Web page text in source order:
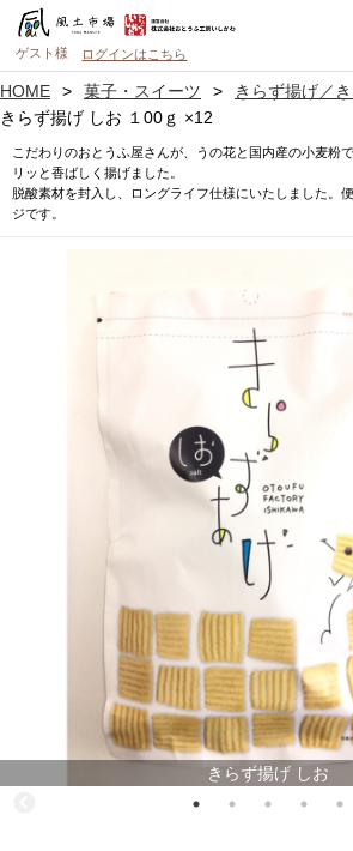
ゲスト様 ログインはこちら
HOME 菓子・スイーツ
きらず揚げ／
きらず揚げ しお １00ｇ ×12
こだわりのおとうふ屋さんが、うの花と国内産の小麦粉
リッと香ばしく揚げました。
脱酸素材を封入し、ロングライフ仕様にいたしました。
ジです。
きらず揚げ しお